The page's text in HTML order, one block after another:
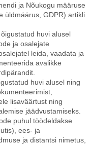
ja Nõukogu määruse
üldmäärus, GDPR) artikli
huvi alusel
ja osalejate
leida, vaadata ja
avalikke
huvi alusel ning
lisaväärtust ning
jäädvustamiseks.
puhul töödeldakse
ees- ja
ja distantsi nimetus,